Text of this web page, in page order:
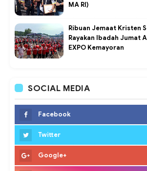
MA RI)
Ribuan Jemaat Kristen
Rayakan Ibadah Jumat
EXPO Kemayoran
SOCIAL MEDIA
Facebook
Twitter
Google+